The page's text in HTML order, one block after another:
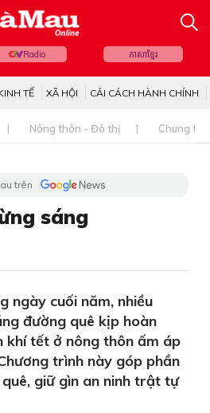
Radio ភាសាខ្មែរ
TẾ XÃ HỘI CẢI CÁCH HÀNH CHÍNH
Nông thôn - Đô thị Chung
trên
sáng
ngày cuối năm, nhiều
đường quê kịp hoàn
khí tết ở nông thôn ấm áp
trình này góp phần
giữ gìn an ninh trật tự